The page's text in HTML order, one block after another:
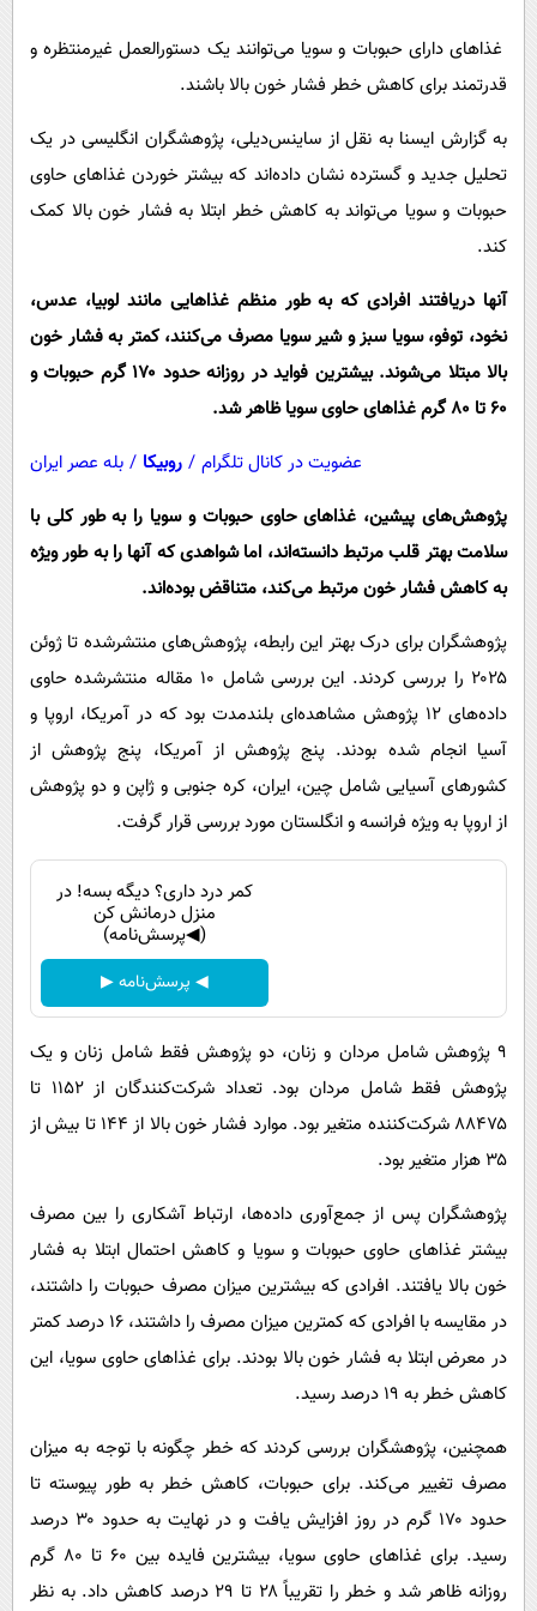
فناوری
گوناگون
حوادث
اجتماعی
حیات وحش
سیاست خارجی
روانشناسی
آشپزی
دانلود
غذاهای دارای حبوبات و سویا می‌توانند یک دستورالعمل غیرمنتظره و
قدرتمند برای کاهش خطر فشار خون بالا باشند.
به گزارش ایسنا به نقل از ساینس‌دیلی، پژوهشگران انگلیسی در یک
تحلیل جدید و گسترده نشان داده‌اند که بیشتر خوردن غذاهای حاوی
حبوبات و سویا می‌تواند به کاهش خطر ابتلا به فشار خون بالا کمک
کند.
آنها دریافتند افرادی که به طور منظم غذاهایی مانند لوبیا، عدس،
نخود، توفو، سویا سبز و شیر سویا مصرف می‌کنند، کمتر به فشار خون
بالا مبتلا می‌شوند. بیشترین فواید در روزانه حدود ۱۷۰ گرم حبوبات و
۶۰ تا ۸۰ گرم غذاهای حاوی سویا ظاهر شد.
عضویت در کانال تلگرام / روبیکا / بله عصر ایران
پژوهش‌های پیشین، غذاهای حاوی حبوبات و سویا را به طور کلی با
سلامت بهتر قلب مرتبط دانسته‌اند، اما شواهدی که آنها را به طور ویژه
به کاهش فشار خون مرتبط می‌کند، متناقض بوده‌اند.
پژوهشگران برای درک بهتر این رابطه، پژوهش‌های منتشرشده تا ژوئن
۲۰۲۵ را بررسی کردند. این بررسی شامل ۱۰ مقاله منتشرشده حاوی
داده‌های ۱۲ پژوهش مشاهده‌ای بلندمدت بود که در آمریکا، اروپا و
آسیا انجام شده بودند. پنج پژوهش از آمریکا، پنج پژوهش از
کشورهای آسیایی شامل چین، ایران، کره جنوبی و ژاپن و دو پژوهش
از اروپا به ویژه فرانسه و انگلستان مورد بررسی قرار گرفت.
کمر درد داری؟ دیگه بسه! در
منزل درمانش کن
(◀پرسش‌نامه)
◀ پرسش‌نامه ▶
۹ پژوهش شامل مردان و زنان، دو پژوهش فقط شامل زنان و یک
پژوهش فقط شامل مردان بود. تعداد شرکت‌کنندگان از ۱۱۵۲ تا
۸۸۴۷۵ شرکت‌کننده متغیر بود. موارد فشار خون بالا از ۱۴۴ تا بیش از
۳۵ هزار متغیر بود.
پژوهشگران پس از جمع‌آوری داده‌ها، ارتباط آشکاری را بین مصرف
بیشتر غذاهای حاوی حبوبات و سویا و کاهش احتمال ابتلا به فشار
خون بالا یافتند. افرادی که بیشترین میزان مصرف حبوبات را داشتند،
در مقایسه با افرادی که کمترین میزان مصرف را داشتند، ۱۶ درصد کمتر
در معرض ابتلا به فشار خون بالا بودند. برای غذاهای حاوی سویا، این
کاهش خطر به ۱۹ درصد رسید.
همچنین، پژوهشگران بررسی کردند که خطر چگونه با توجه به میزان
مصرف تغییر می‌کند. برای حبوبات، کاهش خطر به طور پیوسته تا
حدود ۱۷۰ گرم در روز افزایش یافت و در نهایت به حدود ۳۰ درصد
رسید. برای غذاهای حاوی سویا، بیشترین فایده بین ۶۰ تا ۸۰ گرم
روزانه ظاهر شد و خطر را تقریباً ۲۸ تا ۲۹ درصد کاهش داد. به نظر